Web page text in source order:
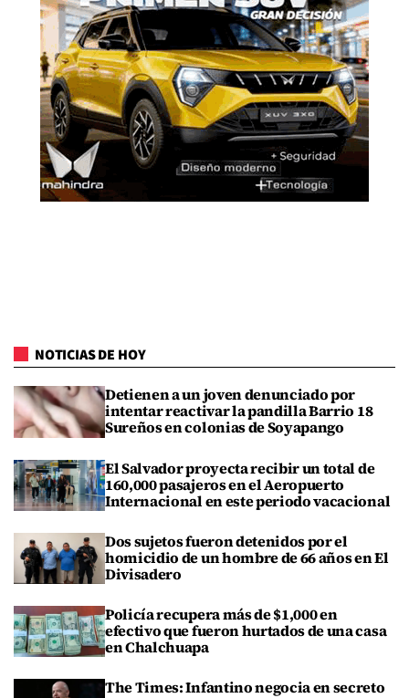
NOTICIAS DE HOY
Detienen a un joven denunciado por
intentar reactivar la pandilla Barrio 18
Sureños en colonias de Soyapango
El Salvador proyecta recibir un total de
160,000 pasajeros en el Aeropuerto
Internacional en este periodo vacacional
Dos sujetos fueron detenidos por el
homicidio de un hombre de 66 años en El
Divisadero
Policía recupera más de $1,000 en
efectivo que fueron hurtados de una casa
en Chalchuapa
The Times: Infantino negocia en secreto